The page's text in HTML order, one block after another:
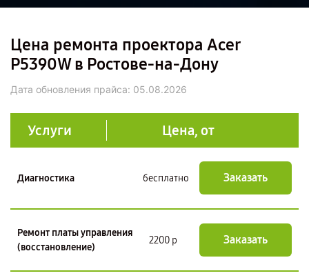
Цена ремонта проектора Acer
P5390W в Ростове-на-Дону
Дата обновления прайса: 05.08.2026
Услуги Цена, от
Диагностика бесплатно Заказать
Ремонт платы управления
(восстановление)
2200 р Заказать